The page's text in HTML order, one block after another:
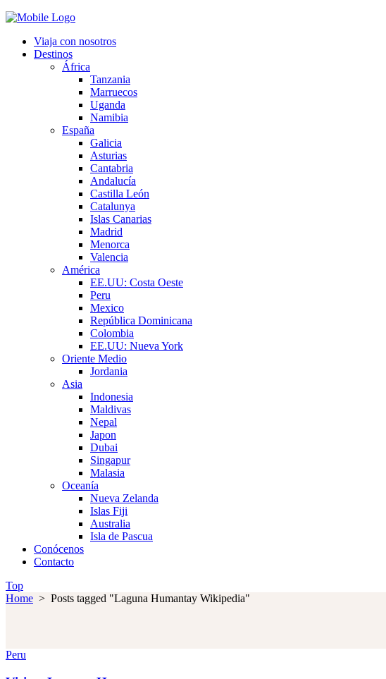
Viaja con nosotros
Destinos
África
Tanzania
Marruecos
Uganda
Namibia
España
Galicia
Asturias
Cantabria
Andalucía
Castilla León
Catalunya
Islas Canarias
Madrid
Menorca
Valencia
América
EE.UU: Costa Oeste
Peru
Mexico
República Dominicana
Colombia
EE.UU: Nueva York
Oriente Medio
Jordania
Asia
Indonesia
Maldivas
Nepal
Japon
Dubai
Singapur
Malasia
Oceanía
Nueva Zelanda
Islas Fiji
Australia
Isla de Pascua
Conócenos
Contacto
Top
Home > Posts tagged "Laguna Humantay Wikipedia"
Peru